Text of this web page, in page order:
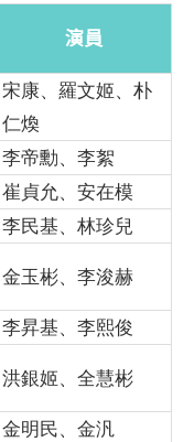
演員
宋康、羅文姬、朴
仁煥
李帝勳、李絮
崔貞允、安在模
李民基、林珍兒
金玉彬、李浚赫
李昇基、李熙俊
洪銀姬、全慧彬
金明民、金汎